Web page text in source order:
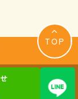
TOP